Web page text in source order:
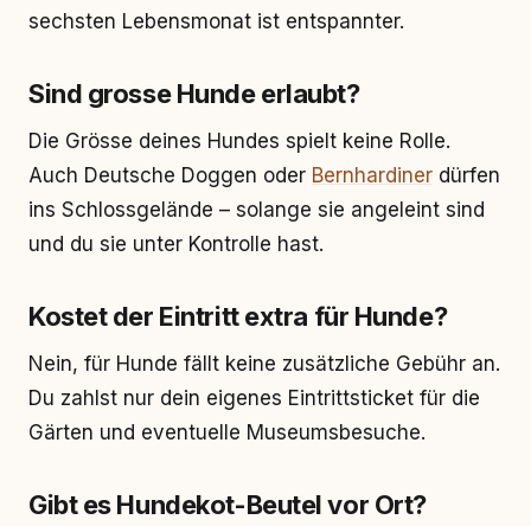
sechsten Lebensmonat ist entspannter.
Sind grosse Hunde erlaubt?
Die Grösse deines Hundes spielt keine Rolle.
Auch Deutsche Doggen oder Bernhardiner dürfen
ins Schlossgelände – solange sie angeleint sind
und du sie unter Kontrolle hast.
Kostet der Eintritt extra für Hunde?
Nein, für Hunde fällt keine zusätzliche Gebühr an.
Du zahlst nur dein eigenes Eintrittsticket für die
Gärten und eventuelle Museumsbesuche.
Gibt es Hundekot-Beutel vor Ort?